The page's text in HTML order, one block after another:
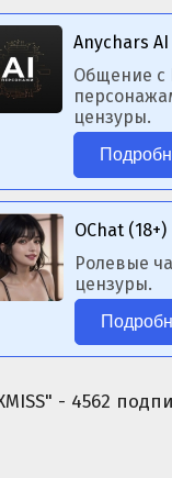
Anychars AI
Общение с
цензуры.
OChat (18+)
Ролевые
цензуры.
- 4562